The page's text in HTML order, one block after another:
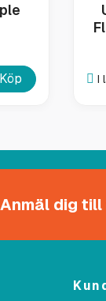
Köp I
Anmäl dig